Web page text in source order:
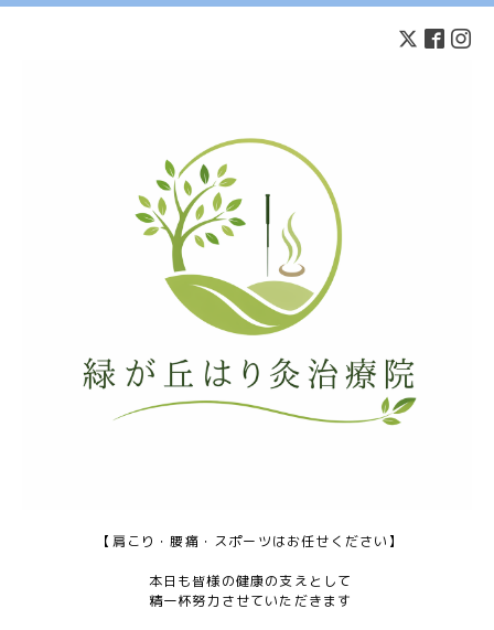
【肩こり・腰痛・スポーツはお任せください】
本日も皆様の健康の支えとして
精一杯努力させていただきます